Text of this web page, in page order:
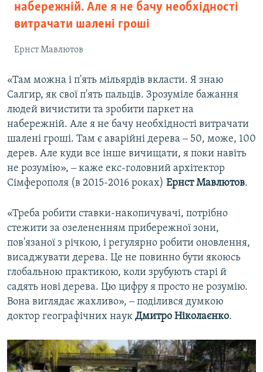
набережній. Але я не бачу необхідності
витрачати шалені гроші
Ернст Мавлютов
«Там можна і п'ять мільярдів вкласти. Я знаю
Салгир, як свої п'ять пальців. Зрозуміле бажання
людей вичистити та зробити паркет на
набережній. Але я не бачу необхідності витрачати
шалені гроші. Там є аварійні дерева ‒ 50, може, 100
дерев. Але куди все інше вичищати, я поки навіть
не розумію», ‒ каже екс-головний архітектор
Сімферополя (в 2015-2016 роках) Ернст Мавлютов.
«Треба робити ставки-накопичувачі, потрібно
стежити за озелененням прибережної зони,
пов'язаної з річкою, і регулярно робити оновлення,
висаджувати дерева. Це не повинно бути якоюсь
глобальною практикою, коли зрубують старі й
садять нові дерева. Цю цифру я просто не розумію.
Вона виглядає жахливо», ‒ поділився думкою
доктор географічних наук Дмитро Ніколаєнко.